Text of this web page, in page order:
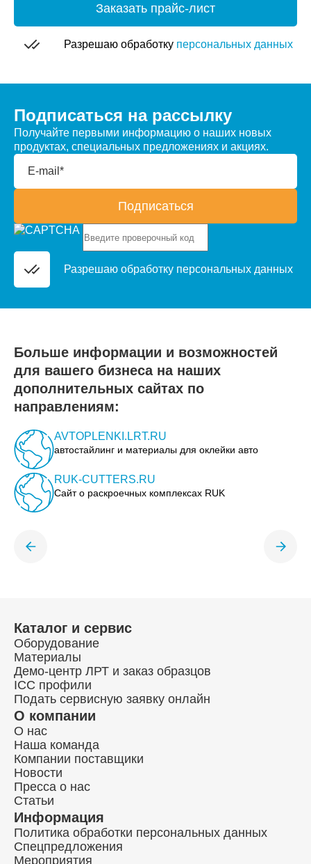
Заказать прайс-лист
Разрешаю обработку персональных данных
Подписаться на рассылку
Получайте первыми информацию о наших новых
продуктах, специальных предложениях и акциях.
E-mail*
Подписаться
Разрешаю обработку персональных данных
Больше информации и возможностей
для вашего бизнеса на наших
дополнительных сайтах по
направлениям:
AVTOPLENKI.LRT.RU
автостайлинг и материалы для оклейки авто
RUK-CUTTERS.RU
Сайт о раскроечных комплексах RUK
Каталог и сервис
Оборудование
Материалы
Демо-центр ЛРТ и заказ образцов
ICC профили
Подать сервисную заявку онлайн
Информация
Политика обработки персональных данных
Спецпредложения
Мероприятия
О компании
О нас
Наша команда
Компании поставщики
Новости
Пресса о нас
Статьи